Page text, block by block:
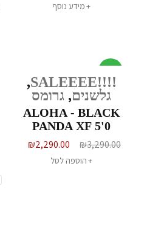
מידע נוסף
!!!!SALEEEE
,
גלשנים, גרומס
ALOHA - BLACK
PANDA XF 5'0
₪3,290.00
₪2,290.00
הוספה לסל